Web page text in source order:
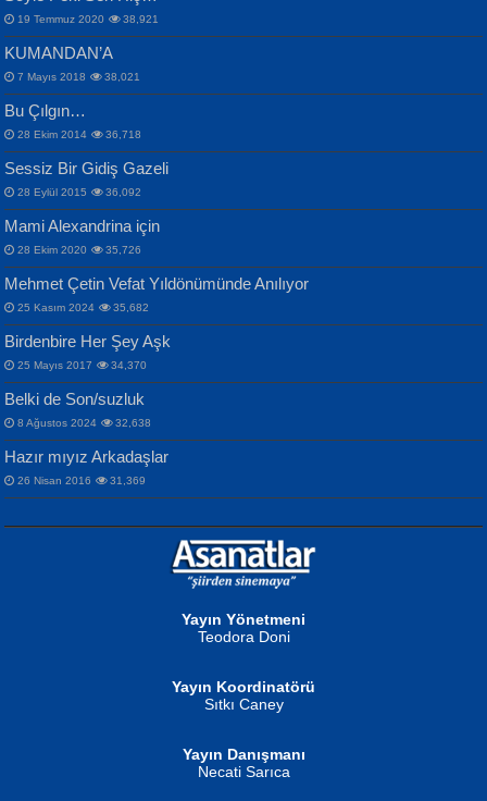
İPEK ACAR SERT
Gazze’nin Şecaati, Ümmetin İmtihanı...
MAHMUT GÜRBÜZ
İbrahim Olmak ve Bitirebilmek...
NURAN KÖSE BAYDAR
Selahattin Yıldız
İdrakimle Üşürken...
Songül Özel
Mahzen...
Ben Deniz Değilim ki...
ERDEM BAYAZIT
Sana, Bana, Vatanıma, Ülkemin
İnsanlarına Dair...
NAZIM HİKMET RAN
Bir Cezaevinde, Tecritteki Adamın
Mektupları...
19 Temmuz 2020 38,921
KUMANDAN’A
7 Mayıs 2018 38,021
Bu Çılgın…
28 Ekim 2014 36,718
Sessiz Bir Gidiş Gazeli
28 Eylül 2015 36,092
Mami Alexandrina için
28 Ekim 2020 35,726
Mehmet Çetin Vefat Yıldönümünde Anılıyor
25 Kasım 2024 35,682
Birdenbire Her Şey Aşk
25 Mayıs 2017 34,370
Belki de Son/suzluk
8 Ağustos 2024 32,638
Hazır mıyız Arkadaşlar
26 Nisan 2016 31,369
Yayın Yönetmeni
Teodora Doni
Yayın Koordinatörü
Sıtkı Caney
Yayın Danışmanı
Necati Sarıca